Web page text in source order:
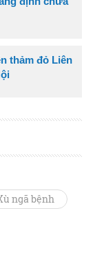
thảm đỏ Liên
ngã bệnh